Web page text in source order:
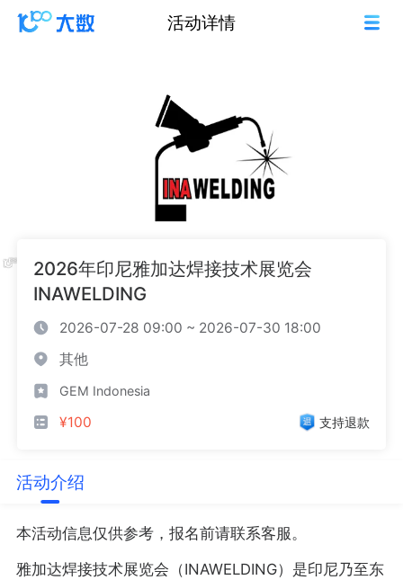
活动详情
2026年印尼雅加达焊接技术展览会
INAWELDING
2026-07-28 09:00 ~ 2026-07-30 18:00
其他
GEM Indonesia
¥100 支持退款
活动介绍
本活动信息仅供参考，报名前请联系客服。
雅加达焊接技术展览会（INAWELDING）是印尼乃至东